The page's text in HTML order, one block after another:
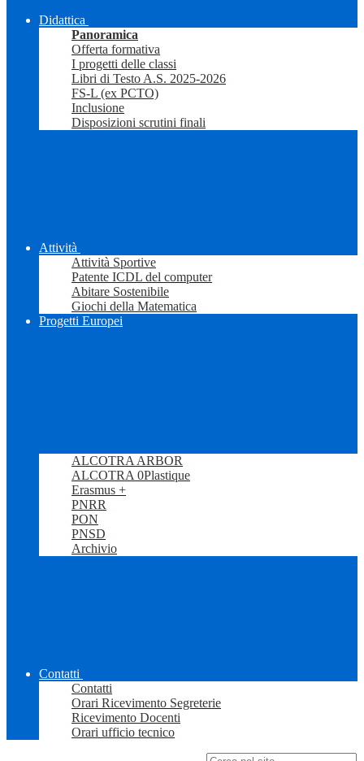
Didattica
Panoramica
Offerta formativa
I progetti delle classi
Libri di Testo A.S. 2025-2026
FS-L (ex PCTO)
Inclusione
Disposizioni scrutini finali
Attività
Attività Sportive
Patente ICDL del computer
Abitare Sostenibile
Giochi della Matematica
Progetti Europei
ALCOTRA ARBOR
ALCOTRA 0Plastique
Erasmus +
PNRR
PON
PNSD
Archivio
Contatti
Contatti
Orari Ricevimento Segreterie
Ricevimento Docenti
Orari ufficio tecnico